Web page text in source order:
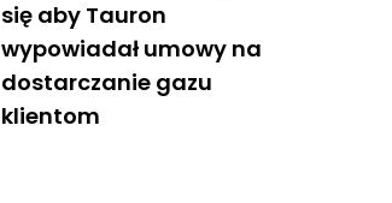
się aby Tauron
wypowiadał umowy na
dostarczanie gazu
klientom